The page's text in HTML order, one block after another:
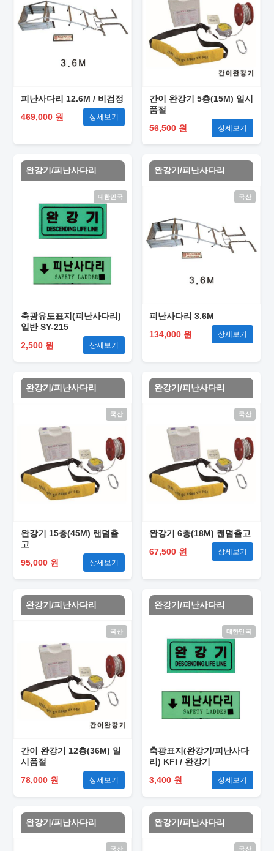
피난사다리 12.6M / 비검정
469,000 원
상세보기
간이 완강기 5층(15M) 일시
품절
56,500 원
상세보기
완강기/피난사다리
대한민국
축광유도표지(피난사다리)
일반 SY-215
2,500 원
상세보기
완강기/피난사다리
국산
피난사다리 3.6M
134,000 원
상세보기
완강기/피난사다리
국산
완강기 15층(45M) 랜덤출
고
95,000 원
상세보기
완강기/피난사다리
국산
완강기 6층(18M) 랜덤출고
67,500 원
상세보기
완강기/피난사다리
국산
간이 완강기 12층(36M) 일
시품절
78,000 원
상세보기
완강기/피난사다리
대한민국
축광표지(완강기/피난사다
리) KFI / 완강기
3,400 원
상세보기
완강기/피난사다리
국산
완강기/피난사다리
국산